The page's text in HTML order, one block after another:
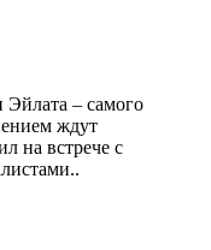
Эйлата – самого
ждут
на встрече с